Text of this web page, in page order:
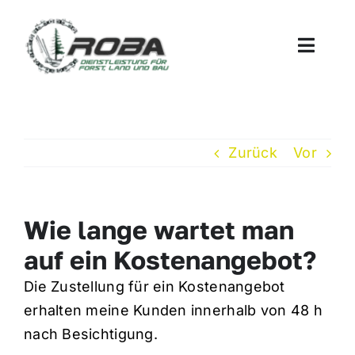
Inhalt
springen
Toggle
LEISTUNGEN
FAQ
KONTAKT
Zurück Vor
Wie lange wartet man
auf ein Kostenangebot?
Die Zustellung für ein Kostenangebot
erhalten meine Kunden innerhalb von 48 h
nach Besichtigung.